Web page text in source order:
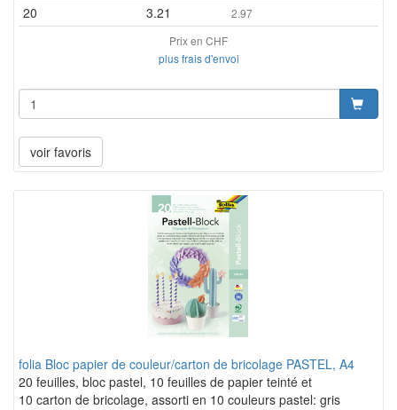
20 3.21
2.97
Prix en CHF
plus frais d'envoi
voir favoris
folia Bloc papier de couleur/carton de bricolage PASTEL, A4
20 feuilles, bloc pastel, 10 feuilles de papier teinté et
10 carton de bricolage, assorti en 10 couleurs pastel: gris